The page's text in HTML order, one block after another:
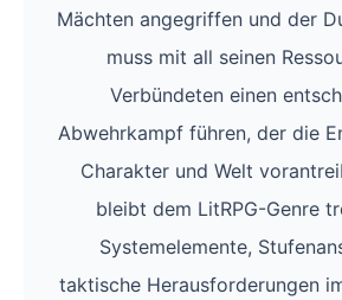
Mächten angegriffen und der
muss mit all seinen
Verbündeten einen
Abwehrkampf führen, der die
Charakter und Welt
bleibt dem LitRPG-Genre
Systemelemente,
taktische Herausforderungen